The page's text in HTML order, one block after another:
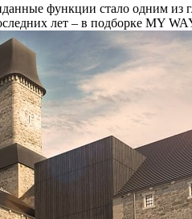
функции стало одним
лет – в подборке MY